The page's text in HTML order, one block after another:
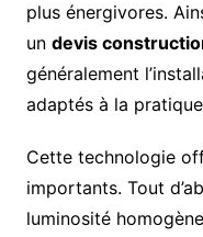
plus énergivores.
un devis
généralement
adaptés à la
Cette technologie
importants. Tout
luminosité